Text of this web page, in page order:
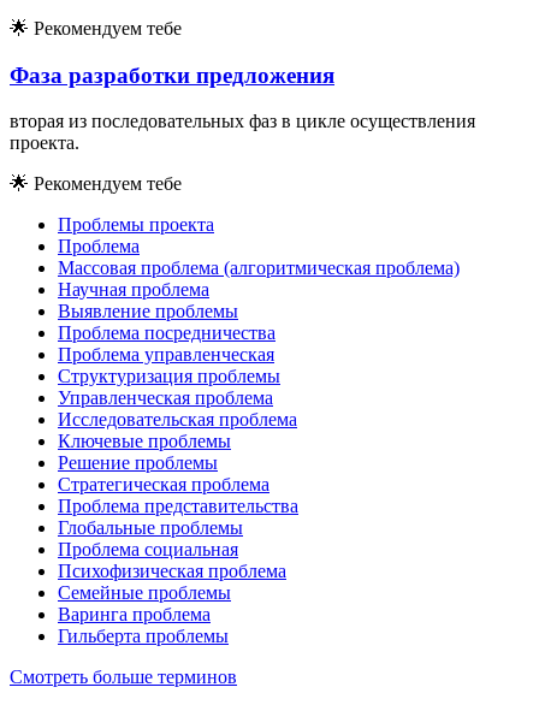
🌟 Рекомендуем тебе
Фаза разработки предложения
вторая из последовательных фаз в цикле осуществления
проекта.
🌟 Рекомендуем тебе
Проблемы проекта
Проблема
Массовая проблема (алгоритмическая проблема)
Научная проблема
Выявление проблемы
Проблема посредничества
Проблема управленческая
Структуризация проблемы
Управленческая проблема
Исследовательская проблема
Ключевые проблемы
Решение проблемы
Стратегическая проблема
Проблема представительства
Глобальные проблемы
Проблема социальная
Психофизическая проблема
Семейные проблемы
Варинга проблема
Гильберта проблемы
Смотреть больше терминов